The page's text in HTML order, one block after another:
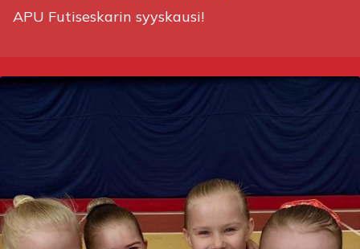
APU Futiseskarin syyskausi!